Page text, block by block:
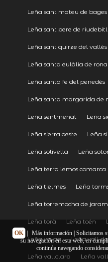
Leña sant mateu de bages
Leña sant pere de
Leña sant quirze del vallès
Leña santa eulàlia de
Leña santa fe del penedès
Leña santa margarida de
Leña sentmenat Leña
Leña sierra oeste Leña
Leña solivella Leña
Leña terra lemos comarca
Leña tielmes Leña
Leña torremocha de
Leña torà Leña toén
Leña valga Leña vall
Leña vallclara Leña
OK Más información| Solicitamos
su navegación en esta web, en
continúa navegando